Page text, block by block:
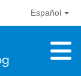
Español